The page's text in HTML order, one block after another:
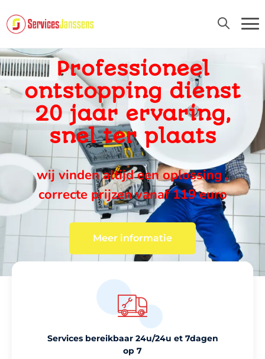
Professioneel
ontstopping dienst
20 jaar ervaring,
snel ter plaats
wij vinden altijd een oplossing ,
correcte prijzen vanaf 119 euro
Meer informatie
Services bereikbaar 24u/24u et 7dagen
op 7